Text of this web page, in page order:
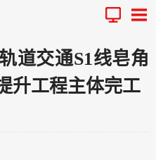
道交通S1线皂角
升工程主体完工